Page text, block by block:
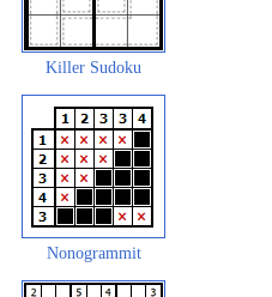
Killer Sudoku
Nonogrammit